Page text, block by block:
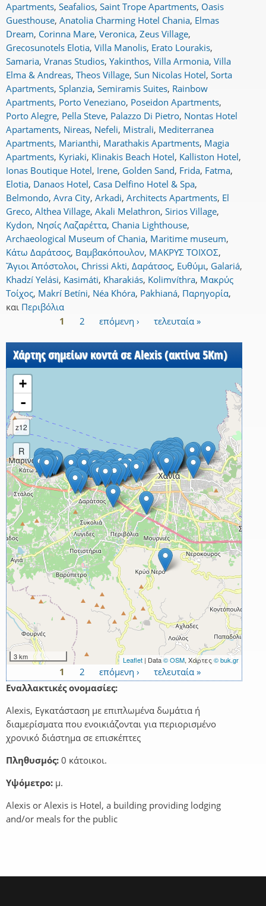
Apartments, Seafalios, Saint Trope Apartments, Oasis
Guesthouse, Anatolia Charming Hotel Chania, Elmas
Dream, Corinna Mare, Veronica, Zeus Village,
Grecosunotels Elotia, Villa Manolis, Erato Lourakis,
Samaria, Vranas Studios, Yakinthos, Villa Armonia, Villa
Elma & Andreas, Theos Village, Sun Nicolas Hotel, Sorta
Apartments, Splanzia, Semiramis Suites, Rainbow
Apartments, Porto Veneziano, Poseidon Apartments,
Porto Alegre, Pella Steve, Palazzo Di Pietro, Nontas Hotel
Apartaments, Nireas, Nefeli, Mistrali, Mediterranea
Apartments, Marianthi, Marathakis Apartments, Magia
Apartments, Kyriaki, Klinakis Beach Hotel, Kalliston Hotel,
Ionas Boutique Hotel, Irene, Golden Sand, Frida, Fatma,
Elotia, Danaos Hotel, Casa Delfino Hotel & Spa,
Belmondo, Avra City, Arkadi, Architects Apartments, El
Greco, Althea Village, Akali Melathron, Sirios Village,
Kydon, Νησίς Λαζαρέττα, Chania Lighthouse,
Archaeological Museum of Chania, Maritime museum,
Κάτω Δαράτσος, Βαμβακόπουλον, ΜΑΚΡΥΣ ΤΟΙΧΟΣ,
Ἅγιοι Ἀπόστολοι, Chrissi Akti, Δαράτσος, Ευθύμι, Galariá,
Khadzí Yelási, Kasimáti, Kharakiás, Kolimvíthra, Μακρύς
Τοίχος, Makrí Betíni, Néa Khóra, Pakhianá, Παρηγορία,
και Περιβόλια
1 2 επόμενη › τελευταία »
Χάρτης σημείων κοντά σε Alexis (ακτίνα 5Km)
+
-
z12
R
3 km Leaflet | Data© OSM, Χάρτες © buk.gr
Σελίδες
1 2 επόμενη ›
τελευταία »
Εναλλακτικές ονομασίες:
Alexis, Εγκατάσταση με επιπλωμένα δωμάτια ή
διαμερίσματα που ενοικιάζονται για περιορισμένο
χρονικό διάστημα σε επισκέπτες
Πληθυσμός: 0 κάτοικοι.
Υψόμετρο: μ.
Alexis or Alexis is Hotel, a building providing lodging
and/or meals for the public